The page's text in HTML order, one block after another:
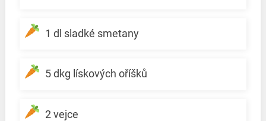
1 dl sladké smetany
5 dkg lískových oříšků
2 vejce